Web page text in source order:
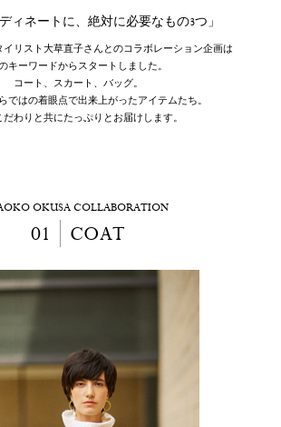
ィネートに、絶対に必要なもの3つ」
イリスト大草直子さんとのコラボレーション企画は
キーワードからスタートしました。
コート、スカート、バッグ。
ではの着眼点で出来上がったアイテムたち。
だわりと共にたっぷりとお届けします。
OKUSA COLLABORATION
01 COAT